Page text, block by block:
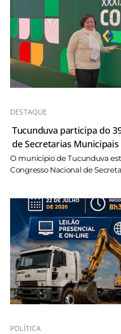
DESTAQUE
Tucunduva participa do
de Secretarias Municipais
O município de Tucunduva
Congresso Nacional de
POLÍTICA